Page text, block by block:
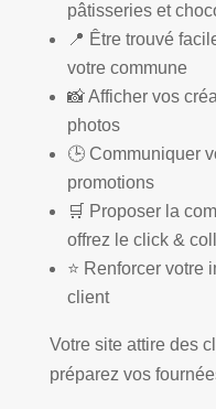
pâtisseries et
📍 Être trouvé
votre commune
📸 Afficher vos
photos
🕒 Communiquer
promotions
🛒 Proposer la
offrez le click &
⭐ Renforcer votre
client
Votre site attire des
préparez vos